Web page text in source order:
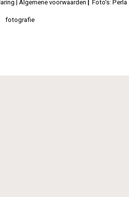
| Algemene voorwaarden |Foto's: Perla
fotografie